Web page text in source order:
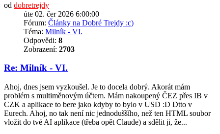
od dobretrejdy
úte 02. čer 2026 6:00:00
Fórum: Články na Dobré Trejdy :c)
Téma: Milník - VI.
Odpovědi: 8
Zobrazení: 2703
Re: Milník - VI.
Ahoj, dnes jsem vyzkoušel. Je to docela dobrý. Akorát mám
problém s multiměnovým účtem. Mám nakoupený ČEZ přes IB v
CZK a aplikace to bere jako kdyby to bylo v USD :D Dtto v
Eurech. Ahoj, no tak není nic jednoduššího, než ten HTML soubor
vložit do tvé AI aplikace (třeba opět Claude) a sdělit ji, že...